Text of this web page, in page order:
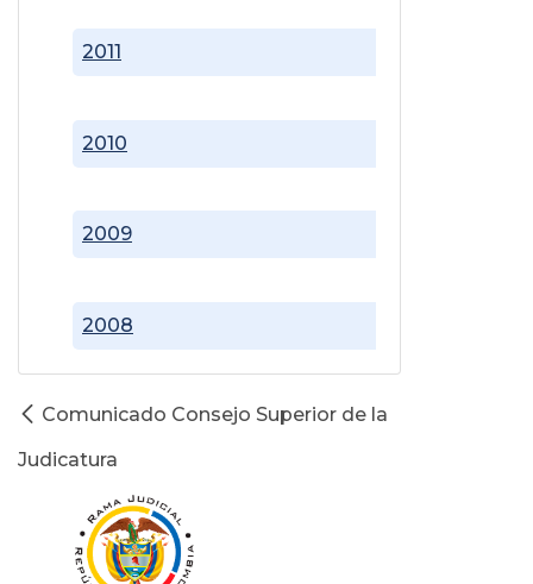
2008
2009
2010
2011
Comunicado Consejo Superior de la
Judicatura